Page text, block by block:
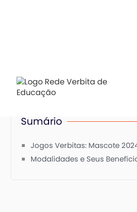
Sumário
Jogos Verbitas: Mascote
Modalidades e Seus